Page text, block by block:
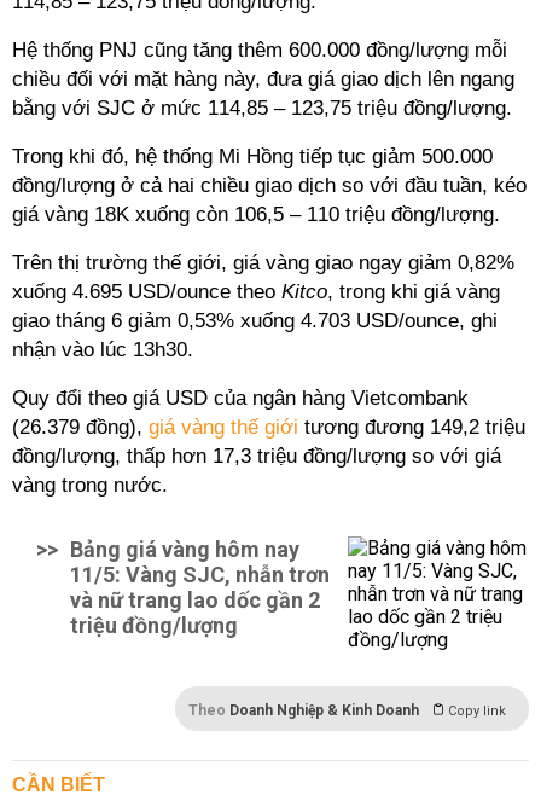
Hệ thống PNJ cũng tăng thêm 600.000 đồng/lượng mỗi
chiều đối với mặt hàng này, đưa giá giao dịch lên ngang
bằng với SJC ở mức 114,85 – 123,75 triệu đồng/lượng.
Trong khi đó, hệ thống Mi Hồng tiếp tục giảm 500.000
đồng/lượng ở cả hai chiều giao dịch so với đầu tuần, kéo
giá vàng 18K xuống còn 106,5 – 110 triệu đồng/lượng.
Trên thị trường thế giới, giá vàng giao ngay giảm 0,82%
xuống 4.695 USD/ounce theo Kitco, trong khi giá vàng
giao tháng 6 giảm 0,53% xuống 4.703 USD/ounce, ghi
nhận vào lúc 13h30.
Quy đổi theo giá USD của ngân hàng Vietcombank
(26.379 đồng), giá vàng thế giới tương đương 149,2 triệu
đồng/lượng, thấp hơn 17,3 triệu đồng/lượng so với giá
vàng trong nước.
>> Bảng giá vàng hôm nay
11/5: Vàng SJC, nhẫn trơn
và nữ trang lao dốc gần 2
triệu đồng/lượng
Theo Doanh Nghiệp & Kinh Doanh Copy link
CẦN BIẾT